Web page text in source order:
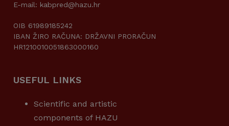
E-mail: kabpred@hazu.hr
OIB 61989185242
IBAN ŽIRO RAČUNA: DRŽAVNI PRORAČUN
HR1210010051863000160
USEFUL LINKS
Scientific and artistic
components of HAZU